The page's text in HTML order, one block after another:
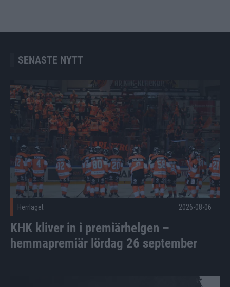
SENASTE NYTT
KHK kliver in i premiärhelgen – hemmapremiär lördag 26
Herrlaget 2026-08-06
KHK kliver in i premiärhelgen –
hemmapremiär lördag 26 september
Oskar Hassel förlänger kontraktet med Karlskrona HK